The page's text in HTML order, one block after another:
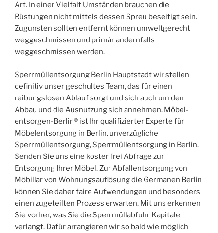
Art. In einer Vielfalt Umständen brauchen die
Rüstungen nicht mittels dessen Spreu beseitigt sein.
Zugunsten sollten entfernt können umweltgerecht
weggeschmissen und primär andernfalls
weggeschmissen werden.
Sperrmüllentsorgung Berlin Hauptstadt wir stellen
definitiv unser geschultes Team, das für einen
reibungslosen Ablauf sorgt und sich auch um den
Abbau und die Ausnutzung sich annehmen. Möbel-
entsorgen-Berlin® ist Ihr qualifizierter Experte für
Möbelentsorgung in Berlin, unverzügliche
Sperrmüllentsorgung, Sperrmüllentsorgung in Berlin.
Senden Sie uns eine kostenfrei Abfrage zur
Entsorgung Ihrer Möbel. Zur Abfallentsorgung von
Möbillar von Wohnungsauflösung die Germanen Berlin
können Sie daher faire Aufwendungen und besonders
einen zugeteilten Prozess erwarten. Mit uns erkennen
Sie vorher, was Sie die Sperrmüllabfuhr Kapitale
verlangt. Dafür arrangieren wir so bald wie möglich